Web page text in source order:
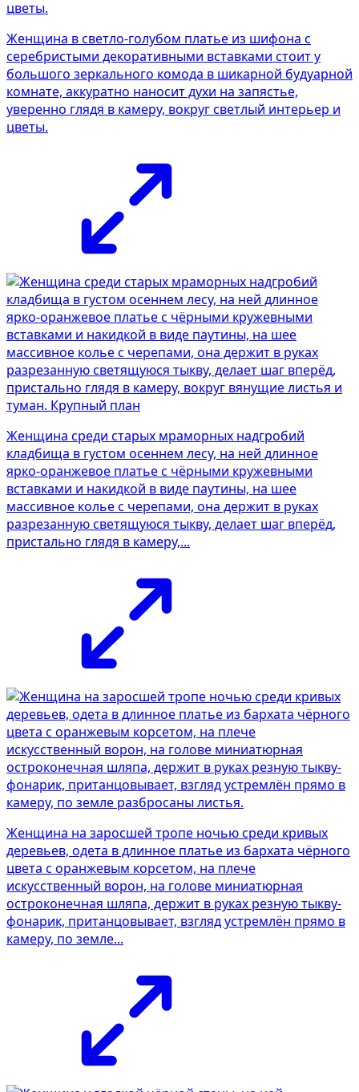
Женщина в светло-голубом платье из шифона с
серебристыми декоративными вставками стоит у
большого зеркального комода в шикарной будуарной
комнате, аккуратно наносит духи на запястье,
уверенно глядя в камеру, вокруг светлый интерьер и
цветы.
Женщина среди старых мраморных надгробий
кладбища в густом осеннем лесу, на ней длинное
ярко-оранжевое платье с чёрными кружевными
вставками и накидкой в виде паутины, на шее
массивное колье с черепами, она держит в руках
разрезанную светящуюся тыкву, делает шаг вперёд,
пристально глядя в камеру,...
Женщина на заросшей тропе ночью среди кривых
деревьев, одета в длинное платье из бархата чёрного
цвета с оранжевым корсетом, на плече
искусственный ворон, на голове миниатюрная
остроконечная шляпа, держит в руках резную тыкву-
фонарик, пританцовывает, взгляд устремлён прямо в
камеру, по земле...